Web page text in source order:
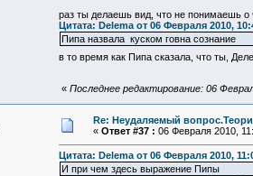
раз ты делаешь вид, что не понимаешь о
Цитата: Delema от 06 Февраля 2010,
Пипа назвала куском говна сознание
в то время как Пипа сказала, что ты,
« Последнее редактирование: 06
Re: Неудаляемый
« Ответ #37 : 06 Февраля 2010,
Цитата: Delema от 06 Февраля 2010,
И при чем здесь выражение Пипы